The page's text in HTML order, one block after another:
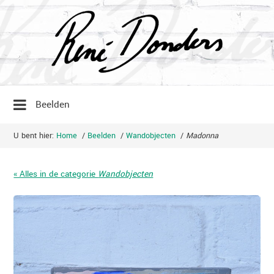
Beelden
U bent hier: Home / Beelden /Wandobjecten / Madonna
« Alles in de categorie Wandobjecten